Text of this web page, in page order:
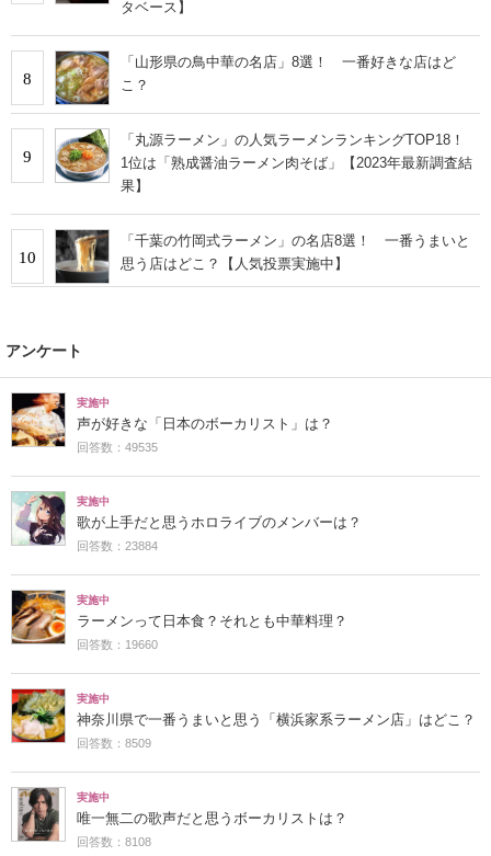
タベース】
8
「山形県の鳥中華の名店」8選！ 一番好きな店はど
こ？
9
「丸源ラーメン」の人気ラーメンランキングTOP18！
1位は「熟成醤油ラーメン肉そば」【2023年最新調査結
果】
10
「千葉の竹岡式ラーメン」の名店8選！ 一番うまいと
思う店はどこ？【人気投票実施中】
アンケート
実施中
声が好きな「日本のボーカリスト」は？
回答数：49535
実施中
歌が上手だと思うホロライブのメンバーは？
回答数：23884
実施中
ラーメンって日本食？それとも中華料理？
回答数：19660
実施中
神奈川県で一番うまいと思う「横浜家系ラーメン店」はどこ？
回答数：8509
実施中
唯一無二の歌声だと思うボーカリストは？
回答数：8108